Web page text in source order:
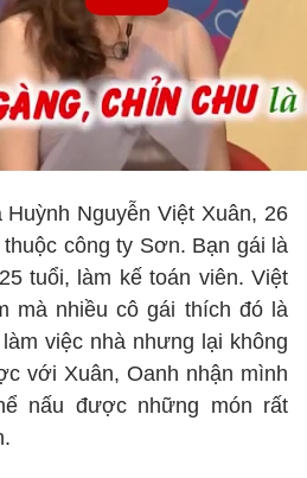
Nguyễn Việt Xuân, 26
công ty Sơn. Bạn gái là
tuổi, làm kế toán viên. Việt
mà nhiều cô gái thích đó là
việc nhà nhưng lại không
với Xuân, Oanh nhận mình
nấu được những món rất